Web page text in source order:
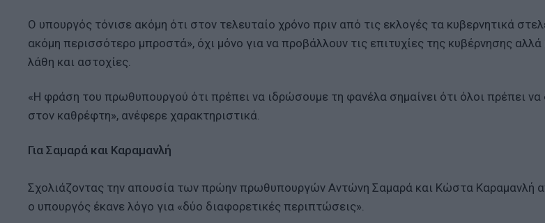
Ο υπουργός τόνισε ακόμη ότι στον τελευταίο χρόνο πριν από τις εκλογές τα κυβερνητικά
ακόμη περισσότερο μπροστά», όχι μόνο για να προβάλλουν τις επιτυχίες της κυβέρνησης αλλά
λάθη και αστοχίες.
«Η φράση του πρωθυπουργού ότι πρέπει να ιδρώσουμε τη φανέλα σημαίνει ότι όλοι πρέπει
στον καθρέφτη», ανέφερε χαρακτηριστικά.
Για Σαμαρά και Καραμανλή
Σχολιάζοντας την απουσία των πρώην πρωθυπουργών Αντώνη Σαμαρά και Κώστα Καραμανλή
ο υπουργός έκανε λόγο για «δύο διαφορετικές περιπτώσεις».